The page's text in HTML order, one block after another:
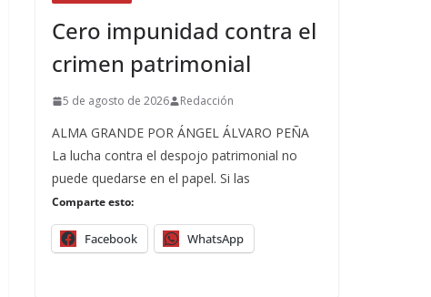
Cero impunidad contra el
crimen patrimonial
5 de agosto de 2026 Redacción
ALMA GRANDE POR ÁNGEL ÁLVARO PEÑA
La lucha contra el despojo patrimonial no
puede quedarse en el papel. Si las
Comparte esto:
Facebook WhatsApp